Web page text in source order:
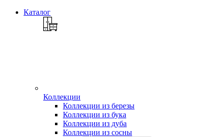
Каталог
Коллекции
Коллекции из березы
Коллекции из бука
Коллекции из дуба
Коллекции из сосны